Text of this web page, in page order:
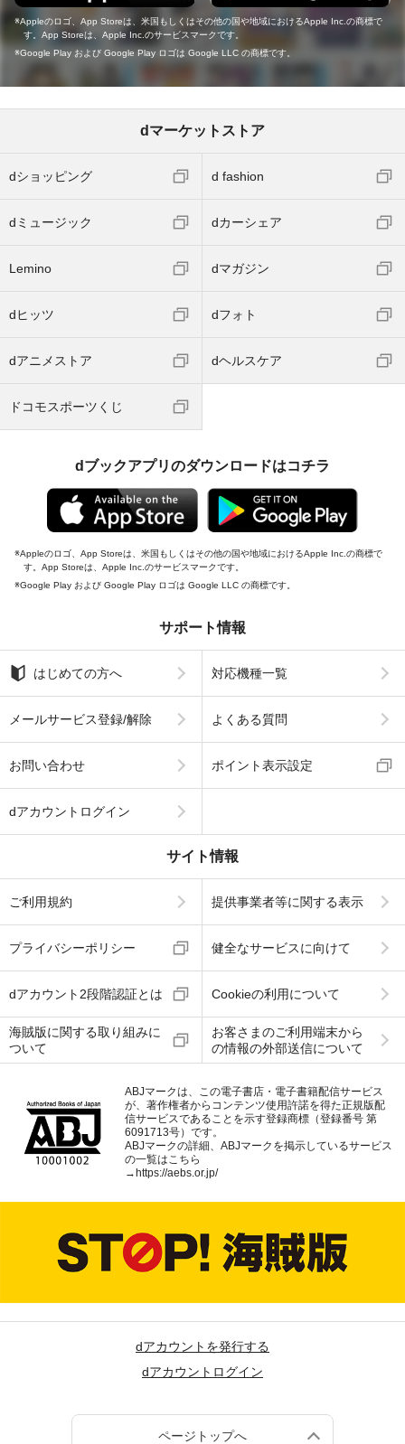
Appleのロゴ、App Storeは、米国もしくはその他の国や地域におけるApple Inc.の商標で
す。App Storeは、Apple Inc.のサービスマークです。
Google Play および Google Play ロゴは Google LLC の商標です。
dマーケットストア
dショッピング d fashion
dミュージック dカーシェア
Lemino dマガジン
dヒッツ dフォト
dアニメストア dヘルスケア
ドコモスポーツくじ
dブックアプリのダウンロードはコチラ
Appleのロゴ、App Storeは、米国もしくはその他の国や地域におけるApple Inc.の商標で
す。App Storeは、Apple Inc.のサービスマークです。
Google Play および Google Play ロゴは Google LLC の商標です。
サポート情報
はじめての方へ 対応機種一覧
メールサービス登録/解除 よくある質問
お問い合わせ ポイント表示設定
dアカウントログイン
サイト情報
ご利用規約 提供事業者等に関する表示
プライバシーポリシー 健全なサービスに向けて
dアカウント2段階認証とは Cookieの利用について
海賊版に関する取り組みに
ついて
お客さまのご利用端末から
の情報の外部送信について
ABJマークは、この電子書店・電子書籍配信サービス
が、著作権者からコンテンツ使用許諾を得た正規版配
信サービスであることを示す登録商標（登録番号 第
6091713号）です。
ABJマークの詳細、ABJマークを掲示しているサービス
の一覧はこちら
→ https://aebs.or.jp/
dアカウントを発行する
dアカウントログイン
ページトップへ